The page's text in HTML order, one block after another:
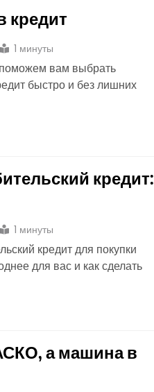
кредит
1 минуты
вам выбрать
быстро и без лишних
кредит:
1 минуты
кредит для покупки
для вас и как сделать
а машина в